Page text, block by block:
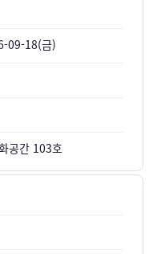
09-18(금)
공간 103호